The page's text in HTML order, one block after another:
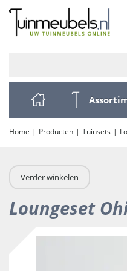
Ga
naar
content
Home Producten Tuinsets
Verder winkelen
Loungeset